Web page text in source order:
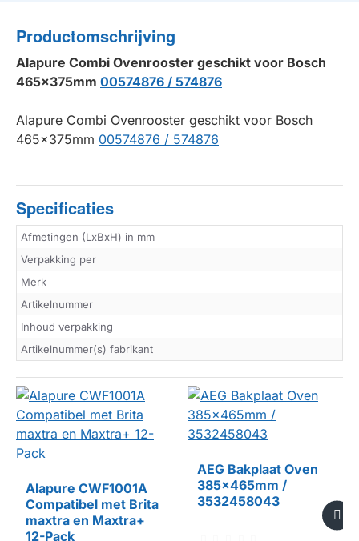
Productomschrijving
Alapure Combi Ovenrooster geschikt voor Bosch
465x375mm 00574876 / 574876
Alapure Combi Ovenrooster geschikt voor Bosch
465x375mm 00574876 / 574876
Specificaties
Afmetingen (LxBxH) in mm
Verpakking per
Merk
Artikelnummer
Inhoud verpakking
Artikelnummer(s) fabrikant
HUISMERK
Alapure CWF1001A
Compatibel met Brita
maxtra en Maxtra+
12-Pack
AEG Bakplaat Oven
385x465mm /
3532458043